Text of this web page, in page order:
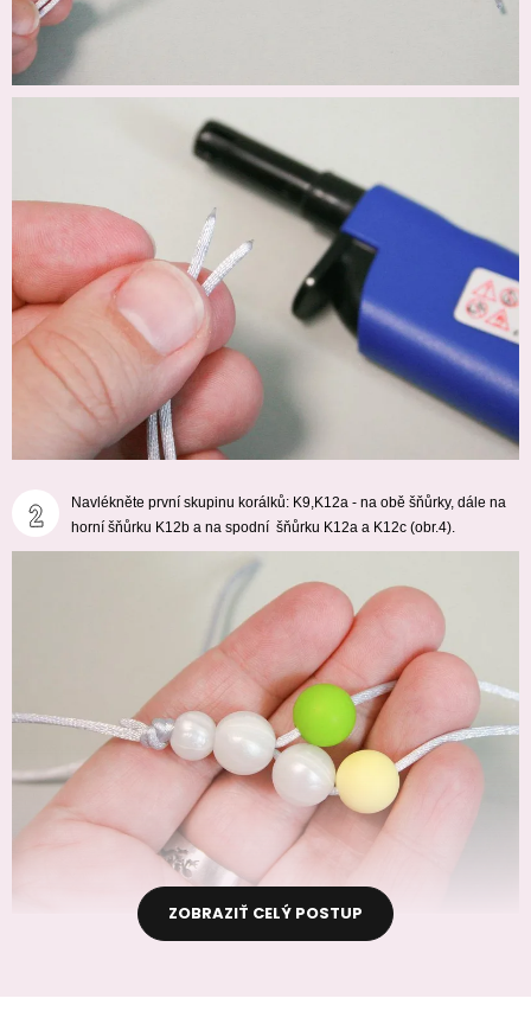
Navlékněte první skupinu korálků: K9,K12a - na obě šňůrky, dále na
horní šňůrku K12b a na spodní šňůrku K12a a K12c (obr.4).
ZOBRAZIŤ CELÝ POSTUP